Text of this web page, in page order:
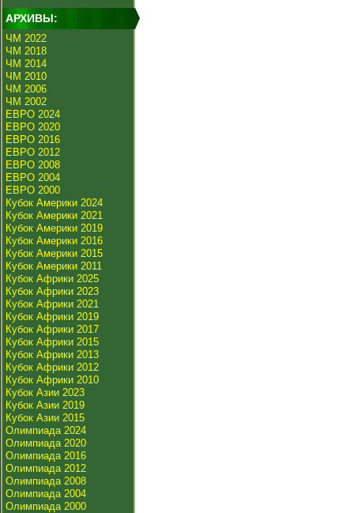
АРХИВЫ:
ЧМ 2022
ЧМ 2018
ЧМ 2014
ЧМ 2010
ЧМ 2006
ЧМ 2002
ЕВРО 2024
ЕВРО 2020
ЕВРО 2016
ЕВРО 2012
ЕВРО 2008
ЕВРО 2004
ЕВРО 2000
Кубок Америки 2024
Кубок Америки 2021
Кубок Америки 2019
Кубок Америки 2016
Кубок Америки 2015
Кубок Америки 2011
Кубок Африки 2025
Кубок Африки 2023
Кубок Африки 2021
Кубок Африки 2019
Кубок Африки 2017
Кубок Африки 2015
Кубок Африки 2013
Кубок Африки 2012
Кубок Африки 2010
Кубок Азии 2023
Кубок Азии 2019
Кубок Азии 2015
Олимпиада 2024
Олимпиада 2020
Олимпиада 2016
Олимпиада 2012
Олимпиада 2008
Олимпиада 2004
Олимпиада 2000